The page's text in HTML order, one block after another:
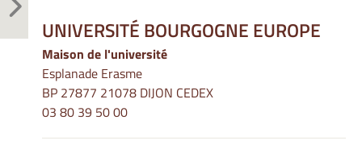
UNIVERSITÉ BOURGOGNE EUROPE
Maison de l'université
Esplanade Erasme
BP 27877 21078 DIJON CEDEX
03 80 39 50 00